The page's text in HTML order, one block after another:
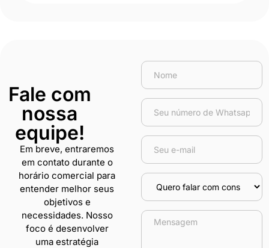
Fale com
nossa
equipe!
Em breve, entraremos
em contato durante o
horário comercial para
entender melhor seus
objetivos e
necessidades. Nosso
foco é desenvolver
uma estratégia